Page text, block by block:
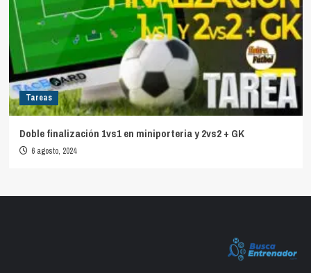
Tareas
Doble finalización 1vs1 en miniporteria y 2vs2 + GK
6 agosto, 2024